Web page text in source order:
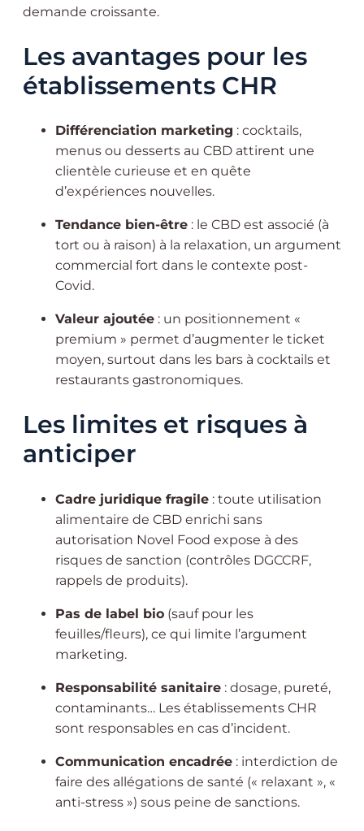
demande croissante.
Les avantages pour les
établissements CHR
Différenciation marketing : cocktails,
menus ou desserts au CBD attirent une
clientèle curieuse et en quête
d’expériences nouvelles.
Tendance bien-être : le CBD est associé (à
tort ou à raison) à la relaxation, un argument
commercial fort dans le contexte post-
Covid.
Valeur ajoutée : un positionnement «
premium » permet d’augmenter le ticket
moyen, surtout dans les bars à cocktails et
restaurants gastronomiques.
Les limites et risques à
anticiper
Cadre juridique fragile : toute utilisation
alimentaire de CBD enrichi sans
autorisation Novel Food expose à des
risques de sanction (contrôles DGCCRF,
rappels de produits).
Pas de label bio (sauf pour les
feuilles/fleurs), ce qui limite l’argument
marketing.
Responsabilité sanitaire : dosage, pureté,
contaminants… Les établissements CHR
sont responsables en cas d’incident.
Communication encadrée : interdiction de
faire des allégations de santé (« relaxant », «
anti-stress ») sous peine de sanctions.